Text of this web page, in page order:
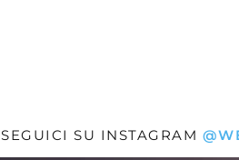
SEGUICI SU INSTAGRAM